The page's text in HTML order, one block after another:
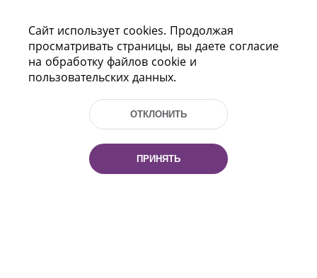
Пр-т Независимости 116
Тел.: (+375 17) 368 37 37, Факс: (+375 17)
Эл. почта: inbox@nlb.by
Сайт использует cookies. Продолжая
просматривать страницы, вы даете согласие
на обработку файлов cookie и
пользовательских данных.
ОТКЛОНИТЬ
ПРИНЯТЬ